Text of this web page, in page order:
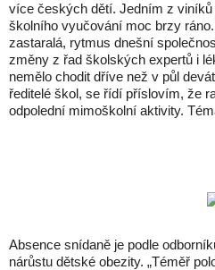
více českých dětí. Jedním z viníků
školního vyučování moc brzy
zastaralá, rytmus dnešní
změny z řad školských expertů i
nemělo chodit dříve než v půl
ředitelé škol, se řídí příslovím, že
odpolední mimoškolní aktivity.
Absence snídaně je podle
nárůstu dětské obezity. „Téměř